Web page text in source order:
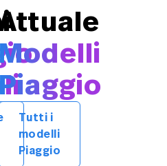
Tutti i
modelli
Piaggio